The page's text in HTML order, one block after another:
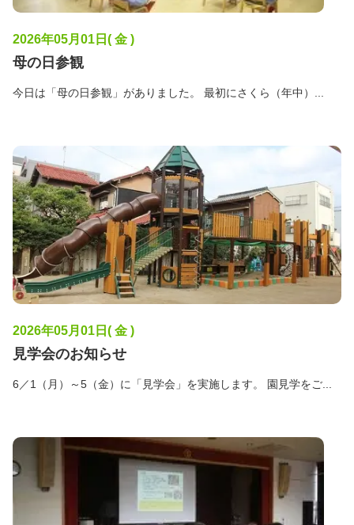
2026年05月01日( 金 )
母の日参観
今日は「母の日参観」がありました。 最初にさくら（年中）...
2026年05月01日( 金 )
見学会のお知らせ
6／1（月）～5（金）に「見学会」を実施します。 園見学をご...